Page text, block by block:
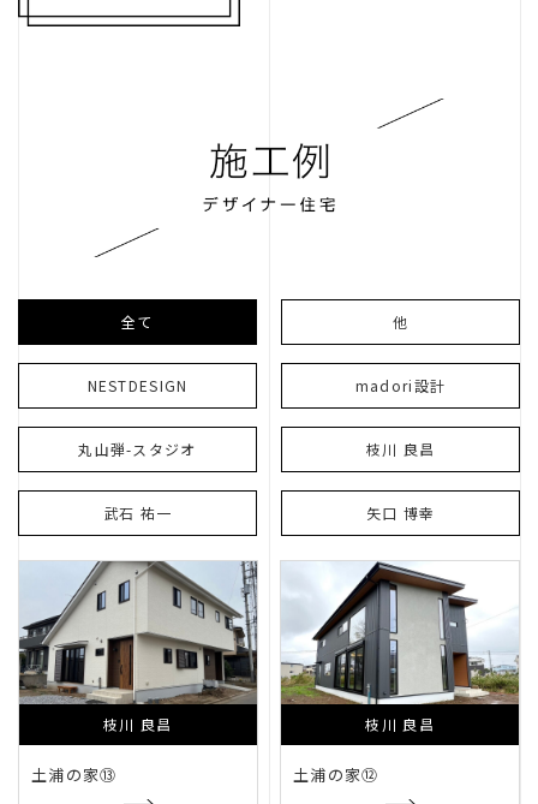
良造
武川設計室
クローバーハウスセミナー
クローバーハウスセミナー
全て 他
NESTDESIGN madori設計
丸山弾-スタジオ 枝川 良昌
武石 祐一 矢口 博幸
枝川 良昌
土浦の家⑬
枝川 良昌
土浦の家⑫